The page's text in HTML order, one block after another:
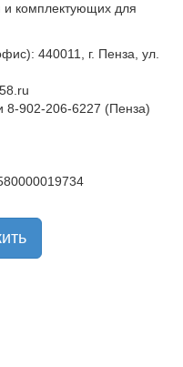
и комплектующих для
440011, г. Пенза, ул.
8-902-206-6227 (Пенза)